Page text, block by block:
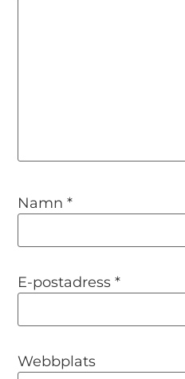
Namn*
E-postadress*
Webbplats